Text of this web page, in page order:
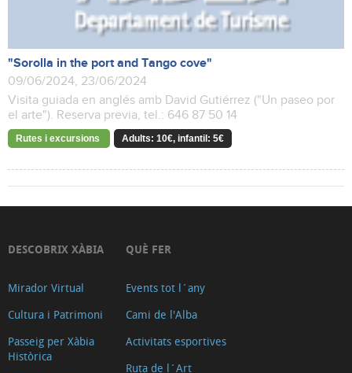
"Sorolla in the port and Tango cove"
09/06/2024, 23/06/2024
Visita guiada en anglés amb David Gutiérrez ("Un paseo por
el arte"). Reserva previa, tel.: 646 87 50 14
Rutes i excursions Adults: 10€, infantil: 5€
DESCOBRIX XÀBIA
Mirador Virtual
Cultura i Patrimoni
Passeig per Xàbia
Històrica
QUÈ FER
Events tot l´any
Cami de l'Alba
Activitats esportives
Ruta de l´Art